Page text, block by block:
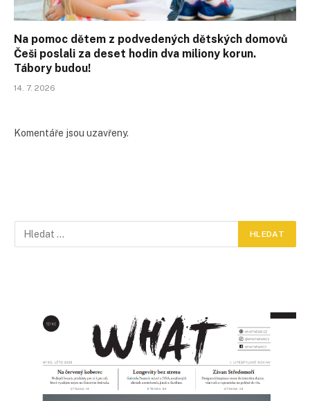
Na pomoc dětem z podvedených dětských domovů
Češi poslali za deset hodin dva miliony korun.
Tábory budou!
14. 7. 2026
Komentáře jsou uzavřeny.